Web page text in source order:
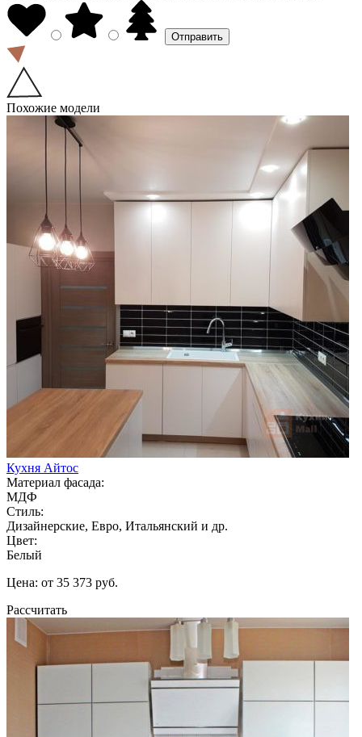
Похожие модели
Кухня Айтос
Материал фасада:
МДФ
Стиль:
Дизайнерские, Евро, Итальянский и др.
Цвет:
Белый
Цена: от 35 373 руб.
Рассчитать